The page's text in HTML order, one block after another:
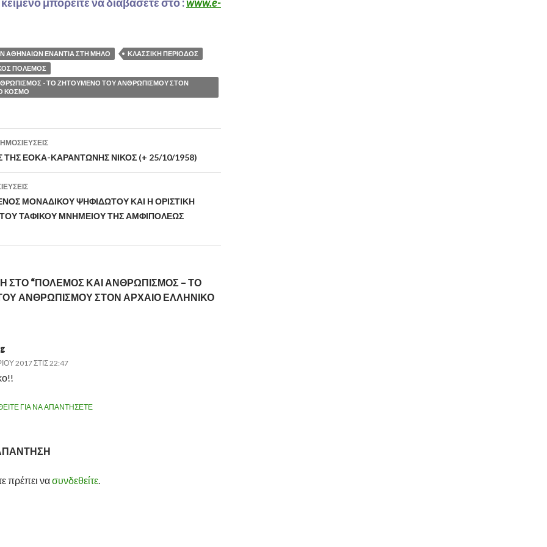
ΑΘΗΝΑΙΩΝ ΕΝΑΝΤΙΑ ΣΤΗ ΜΗΛΟ
ΚΛΑΣΣΙΚΗ ΠΕΡΙΟΔΟΣ
ΠΟΛΕΜΟΣ
- ΤΟ ΖΗΤΟΥΜΕΝΟ ΤΟΥ ΑΝΘΡΩΠΙΣΜΟΥ ΣΤΟΝ
ΚΟΣΜΟ
ΕΟΚΑ-ΚΑΡΑΝΤΩΝΗΣ ΝΙΚΟΣ (+ 25/10/1958)
ΜΟΝΑΔΙΚΟΥ ΨΗΦΙΔΩΤΟΥ ΚΑΙ Η ΟΡΙΣΤΙΚΗ
ΤΑΦΙΚΟΥ ΜΝΗΜΕΙΟΥ ΤΗΣ ΑΜΦΙΠΟΛΕΩΣ
ΣΤΟ “ΠΟΛΕΜΟΣ ΚΑΙ ΑΝΘΡΩΠΙΣΜΟΣ – ΤΟ
ΑΝΘΡΩΠΙΣΜΟΥ ΣΤΟΝ ΑΡΧΑΙΟ ΕΛΛΗΝΙΚΟ
2017 ΣΤΙΣ 22:47
ΓΙΑ ΝΑ ΑΠΑΝΤΉΣΕΤΕ
πρέπει νασυνδεθείτε.